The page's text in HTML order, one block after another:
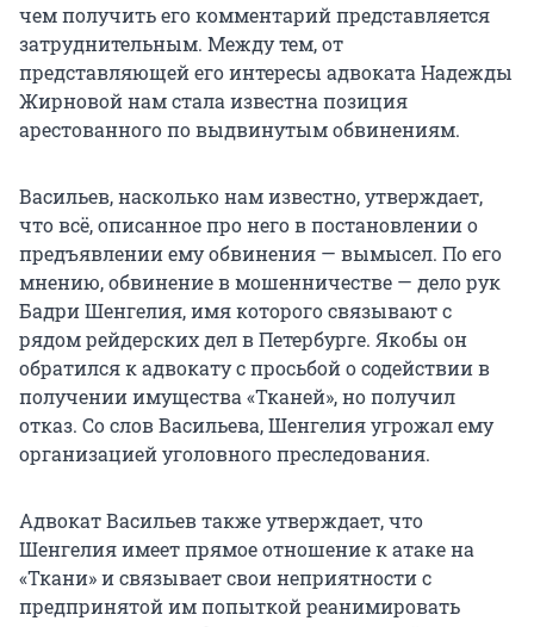
чем получить его комментарий представляется
затруднительным. Между тем, от
представляющей его интересы адвоката Надежды
Жирновой нам стала известна позиция
арестованного по выдвинутым обвинениям.
Васильев, насколько нам известно, утверждает,
что всё, описанное про него в постановлении о
предъявлении ему обвинения — вымысел. По его
мнению, обвинение в мошенничестве — дело рук
Бадри Шенгелия, имя которого связывают с
рядом рейдерских дел в Петербурге. Якобы он
обратился к адвокату с просьбой о содействии в
получении имущества «Тканей», но получил
отказ. Со слов Васильева, Шенгелия угрожал ему
организацией уголовного преследования.
Адвокат Васильев также утверждает, что
Шенгелия имеет прямое отношение к атаке на
«Ткани» и связывает свои неприятности с
предпринятой им попыткой реанимировать